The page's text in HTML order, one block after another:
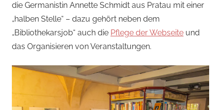
die Germanistin Annette Schmidt aus Pratau mit einer
„halben Stelle“ – dazu gehört neben dem
„Bibliothekarsjob“ auch die Pflege der Webseite und
das Organisieren von Veranstaltungen.